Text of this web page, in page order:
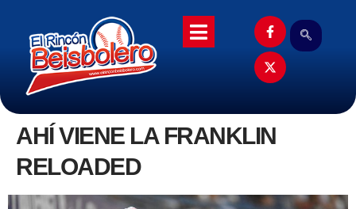
AHÍ VIENE LA FRANKLIN
RELOADED